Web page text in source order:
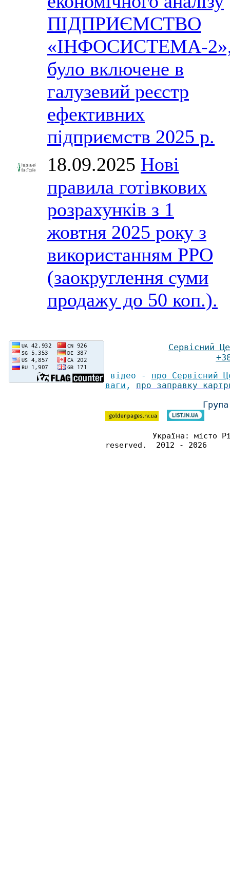
ПІДПРИЄМСТВО
«ІНФОСИСТЕМА-
було включене в
галузевий реєстр
ефективних
підприємств 2025 р.
18.09.2025 Нові
правила готівкових
розрахунків з 1
жовтня 2025 року з
використанням РРО
(заокруглення суми
продажу до 50 коп.).
Сервісний Ц
відео - про Сервісний
ваги , про заправку
Україна: місто
reserved. 2012 - 2026